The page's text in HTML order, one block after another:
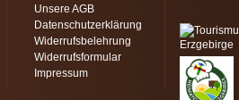
Unsere AGB
Datenschutzerklärung
Widerrufsbelehrung
Widerrufsformular
Impressum